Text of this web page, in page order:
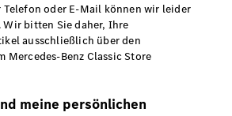
Telefon oder E-Mail können wir leider
Wir bitten Sie daher, Ihre
ausschließlich über den
Mercedes-Benz Classic Store
meine persönlichen